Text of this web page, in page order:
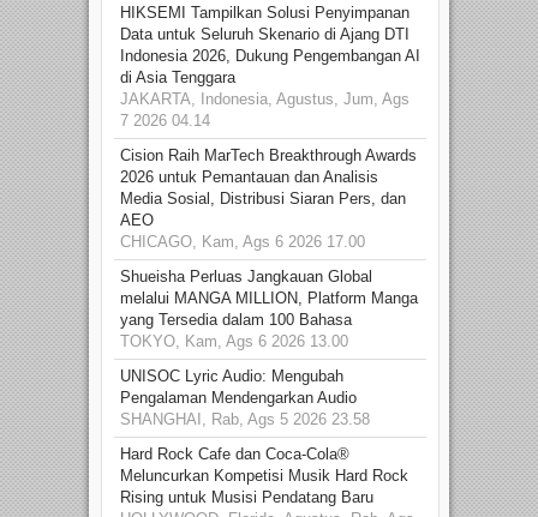
HIKSEMI Tampilkan Solusi Penyimpanan
Data untuk Seluruh Skenario di Ajang DTI
Indonesia 2026, Dukung Pengembangan AI
di Asia Tenggara
JAKARTA, Indonesia, Agustus, Jum, Ags
7 2026 04.14
Cision Raih MarTech Breakthrough Awards
2026 untuk Pemantauan dan Analisis
Media Sosial, Distribusi Siaran Pers, dan
AEO
CHICAGO, Kam, Ags 6 2026 17.00
Shueisha Perluas Jangkauan Global
melalui MANGA MILLION, Platform Manga
yang Tersedia dalam 100 Bahasa
TOKYO, Kam, Ags 6 2026 13.00
UNISOC Lyric Audio: Mengubah
Pengalaman Mendengarkan Audio
SHANGHAI, Rab, Ags 5 2026 23.58
Hard Rock Cafe dan Coca-Cola®
Meluncurkan Kompetisi Musik Hard Rock
Rising untuk Musisi Pendatang Baru